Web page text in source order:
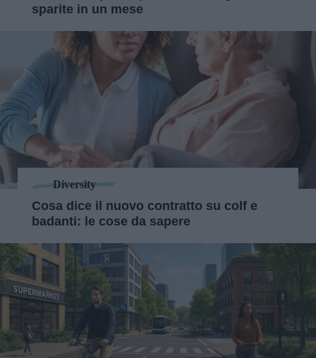
sparite in un mese
Diversity
Cosa dice il nuovo contratto su colf e
badanti: le cose da sapere